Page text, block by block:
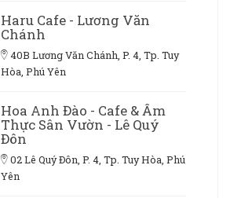
Haru Cafe - Lương Văn
Chánh
40B Lương Văn Chánh, P. 4, Tp. Tuy
Hòa, Phú Yên
Hoa Anh Đào - Cafe & Ẩm
Thực Sân Vườn - Lê Quý
Đôn
02 Lê Quý Đôn, P. 4, Tp. Tuy Hòa, Phú
Yên